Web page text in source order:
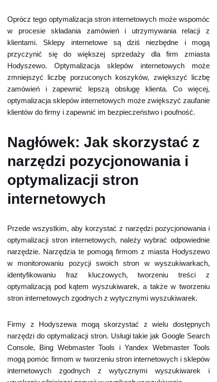
Oprócz tego optymalizacja stron internetowych może wspomóc
w procesie składania zamówień i utrzymywania relacji z
klientami. Sklepy internetowe są dziś niezbędne i mogą
przyczynić się do większej sprzedaży dla firm zmiasta
Hodyszewo. Optymalizacja sklepów internetowych może
zmniejszyć liczbę porzuconych koszyków, zwiększyć liczbę
zamówień i zapewnić lepszą obsługę klienta. Co więcej,
optymalizacja sklepów internetowych może zwiększyć zaufanie
klientów do firmy i zapewnić im bezpieczeństwo i poufność.
Nagłówek: Jak skorzystać z
narzędzi pozycjonowania i
optymalizacji stron
internetowych
Przede wszystkim, aby korzystać z narzędzi pozycjonowania i
optymalizacji stron internetowych, należy wybrać odpowiednie
narzędzie. Narzędzia te pomogą firmom z miasta Hodyszewo
w monitorowaniu pozycji swoich stron w wyszukiwarkach,
identyfikowaniu fraz kluczowych, tworzeniu treści z
optymalizacją pod kątem wyszukiwarek, a także w tworzeniu
stron internetowych zgodnych z wytycznymi wyszukiwarek.
Firmy z Hodyszewa mogą skorzystać z wielu dostępnych
narzędzi do optymalizacji stron. Usługi takie jak Google Search
Console, Bing Webmaster Tools i Yandex Webmaster Tools
mogą pomóc firmom w tworzeniu stron internetowych i sklepów
internetowych zgodnych z wytycznymi wyszukiwarek i